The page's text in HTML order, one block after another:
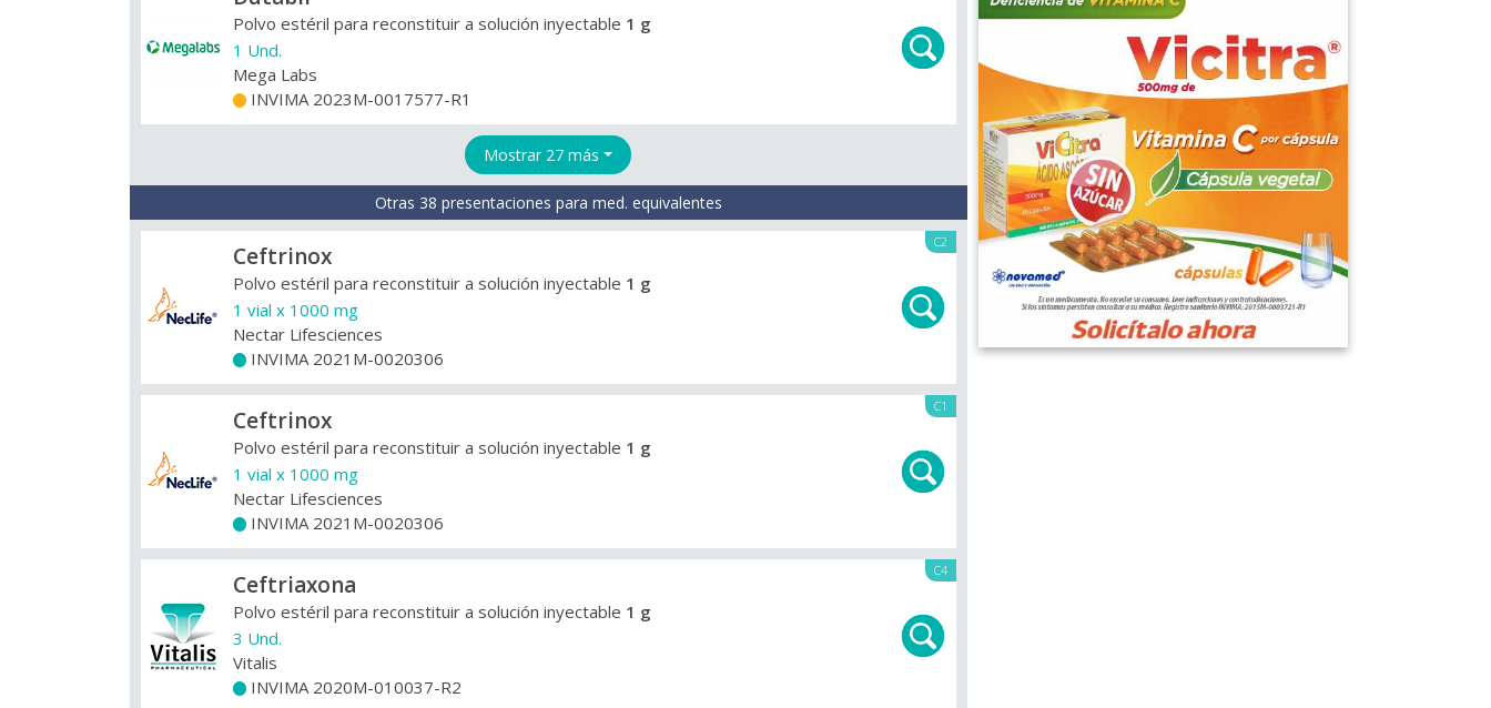
Polvo estéril para reconstituir a solución inyectable 1 g
1 Und.
Mega Labs
INVIMA 2023M-0017577-R1
Mostrar 27 más
Otras 38 presentaciones para med. equivalentes
C2
Ceftrinox
Polvo estéril para reconstituir a solución inyectable 1 g
1 vial x 1000 mg
Nectar Lifesciences
INVIMA 2021M-0020306
C1
Ceftrinox
Polvo estéril para reconstituir a solución inyectable 1 g
1 vial x 1000 mg
Nectar Lifesciences
INVIMA 2021M-0020306
C4
Ceftriaxona
Polvo estéril para reconstituir a solución inyectable 1 g
3 Und.
Vitalis
INVIMA 2020M-010037-R2